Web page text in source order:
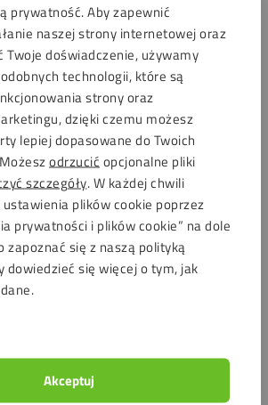
prywatność. Aby zapewnić
naszej strony internetowej oraz
Twoje doświadczenie, używamy
technologii, które są
strony oraz
dzięki czemu możesz
lepiej dopasowane do Twoich
odrzucić opcjonalne pliki
szczegóły. W każdej chwili
plików cookie poprzez
prywatności i plików cookie” na dole
zapoznać się z naszą polityką
dowiedzieć się więcej o tym, jak
Akceptuj
musisz wiedzieć o dymionej
plexi
pleximają grubość 3, 5 i 8
są łatwe w obróbce. Na naszym
znajdziesz wiele
pracy z plexi i obróbki tego
płyty są przejrzyste,
i odporne na
– po prostu piękne i praktyczne. Na
płyty do określonego kształtu.
dużą wytrzymałością i
zastosowań – mogą być